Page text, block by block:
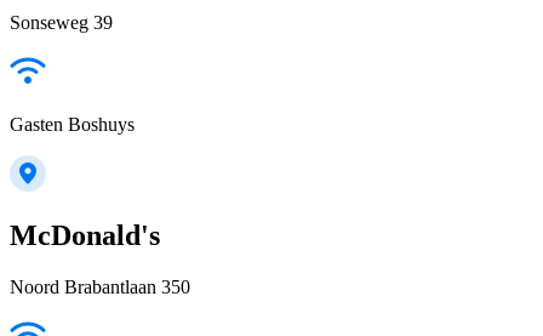
Sonseweg 39
Gasten Boshuys
McDonald's
Noord Brabantlaan 350